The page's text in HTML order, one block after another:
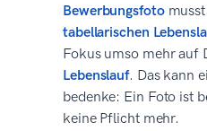
Bewerbungsfotomusst
tabellarischen
Fokus umso mehr auf
Lebenslauf. Das kann
bedenke: Ein Foto ist
keine Pflicht mehr.